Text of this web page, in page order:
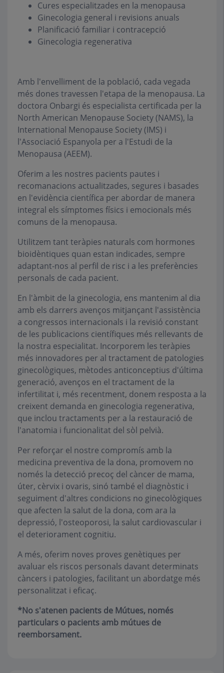
Cures especialitzades en la menopausa
Ginecologia general i revisions anuals
Planificació familiar i contracepció
Ginecologia regenerativa
Amb l'envelliment de la població, cada vegada
més dones travessen l'etapa de la menopausa. La
doctora Onbargi és especialista certificada per la
North American Menopause Society (NAMS), la
International Menopause Society (IMS) i
l'Associació Espanyola per a l'Estudi de la
Menopausa (AEEM).
Oferim a les nostres pacients pautes i
recomanacions actualitzades, segures i basades
en l'evidència científica per abordar de manera
integral els símptomes físics i emocionals més
comuns de la menopausa.
Utilitzem tant teràpies naturals com hormones
bioidèntiques quan estan indicades, sempre
adaptant-nos al perfil de risc i a les preferències
personals de cada pacient.
En l'àmbit de la ginecologia, ens mantenim al dia
amb els darrers avenços mitjançant l'assistència
a congressos internacionals i la revisió constant
de les publicacions científiques més rellevants de
la nostra especialitat. Incorporem les teràpies
més innovadores per al tractament de patologies
ginecològiques, mètodes anticonceptius d'última
generació, avenços en el tractament de la
infertilitat i, més recentment, donem resposta a la
creixent demanda en ginecologia regenerativa,
que inclou tractaments per a la restauració de
l'anatomia i funcionalitat del sòl pelvià.
Per reforçar el nostre compromís amb la
medicina preventiva de la dona, promovem no
només la detecció precoç del càncer de mama,
úter, cèrvix i ovaris, sinó també el diagnòstic i
seguiment d'altres condicions no ginecològiques
que afecten la salut de la dona, com ara la
depressió, l'osteoporosi, la salut cardiovascular i
el deteriorament cognitiu.
A més, oferim noves proves genètiques per
avaluar els riscos personals davant determinats
càncers i patologies, facilitant un abordatge més
personalitzat i eficaç.
*No s'atenen pacients de Mútues, només
particulars o pacients amb mútues de
reemborsament.